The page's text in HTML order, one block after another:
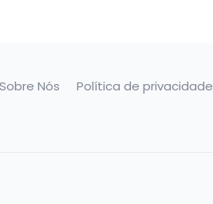
Sobre Nós Política de privacidade